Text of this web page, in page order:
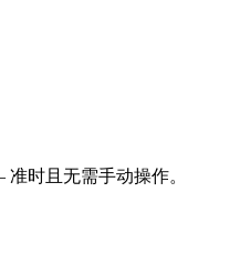
时且无需手动操作。